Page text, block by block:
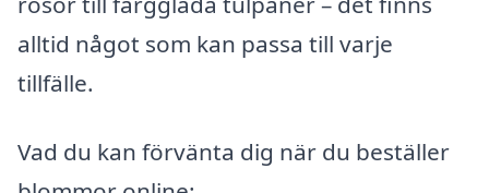
alltid något som kan passa till varje
tillfälle.
Vad du kan förvänta dig när du beställer